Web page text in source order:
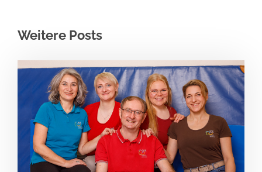
Weitere Posts